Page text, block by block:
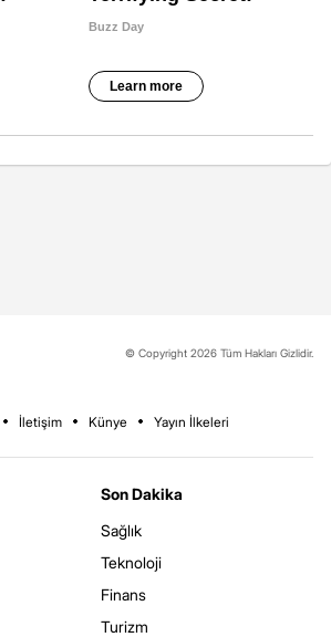
© Copyright 2026 Tüm Hakları Gizlidir.
İletişim Künye Yayın İlkeleri
Son Dakika
Sağlık
Teknoloji
Finans
Turizm